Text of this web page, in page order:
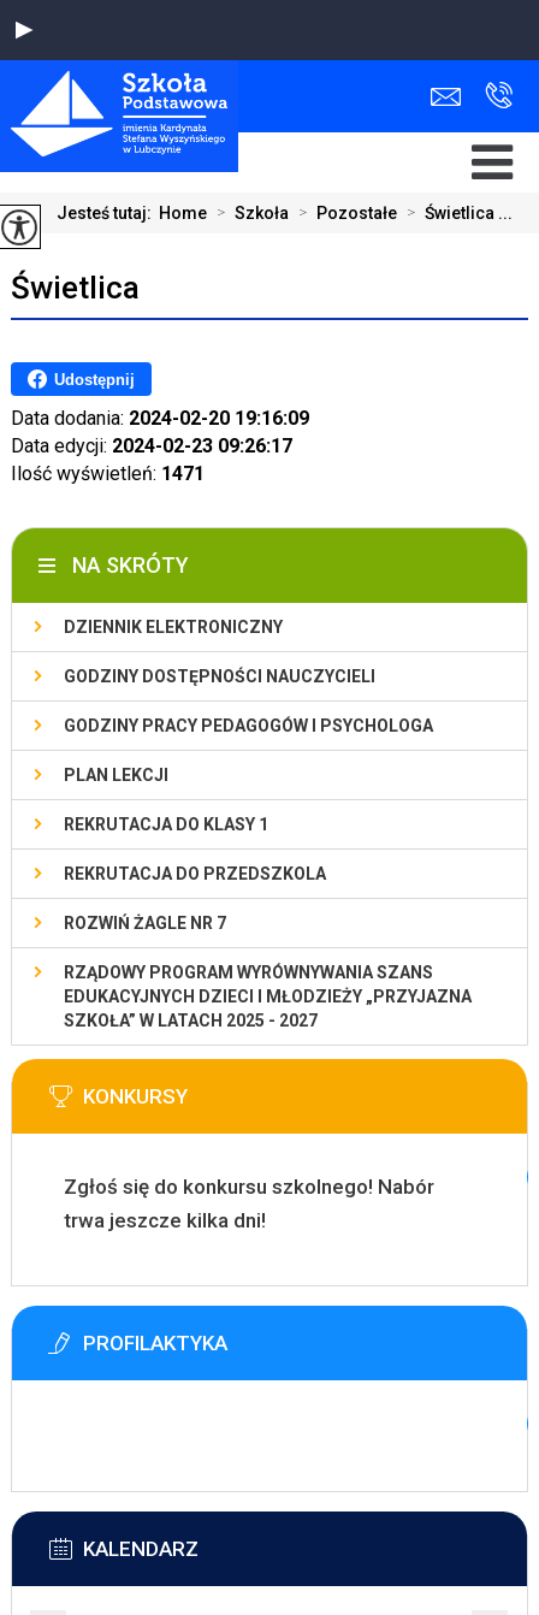
Jesteś tutaj: Home > Szkoła > Pozostałe > Świetlica ...
Świetlica
Udostępnij
Data dodania: 2024-02-20 19:16:09
Data edycji: 2024-02-23 09:26:17
Ilość wyświetleń: 1471
NA SKRÓTY
DZIENNIK ELEKTRONICZNY
GODZINY DOSTĘPNOŚCI NAUCZYCIELI
GODZINY PRACY PEDAGOGÓW I PSYCHOLOGA
PLAN LEKCJI
REKRUTACJA DO KLASY 1
REKRUTACJA DO PRZEDSZKOLA
ROZWIŃ ŻAGLE NR 7
RZĄDOWY PROGRAM WYRÓWNYWANIA SZANS
EDUKACYJNYCH DZIECI I MŁODZIEŻY „PRZYJAZNA
SZKOŁA” W LATACH 2025 - 2027
KONKURSY
Zgłoś się do konkursu szkolnego! Nabór
trwa jeszcze kilka dni!
PROFILAKTYKA
KALENDARZ